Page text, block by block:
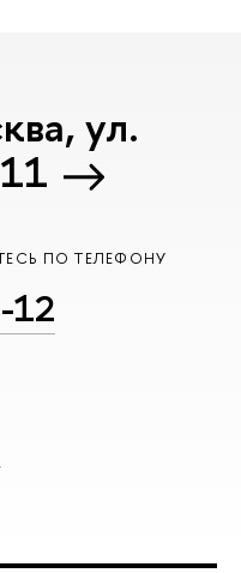
ул.
ПО ТЕЛЕФОНУ
12